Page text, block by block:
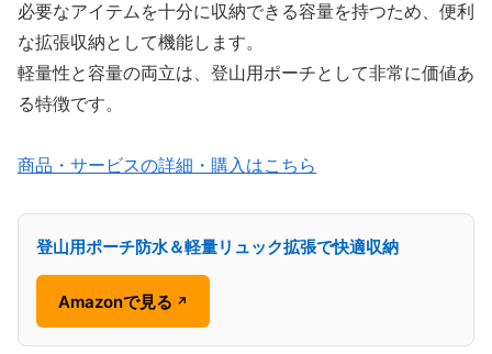
必要なアイテムを十分に収納できる容量を持つため、便利
な拡張収納として機能します。
軽量性と容量の両立は、登山用ポーチとして非常に価値あ
る特徴です。
商品・サービスの詳細・購入はこちら
登山用ポーチ防水＆軽量リュック拡張で快適収納
Amazonで見る ↗